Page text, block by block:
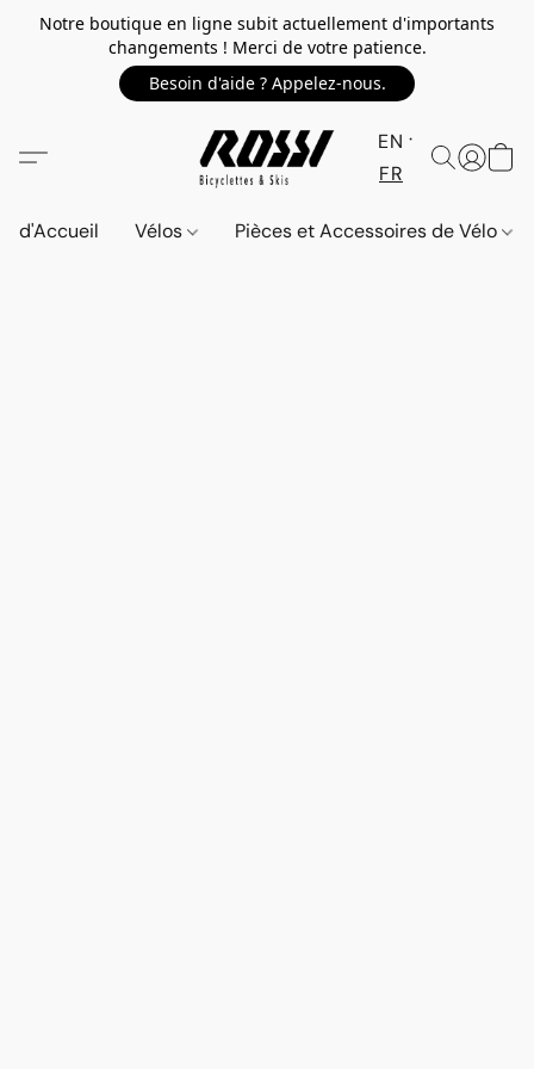
Notre boutique en ligne subit actuellement d'importants
changements ! Merci de votre patience.
Besoin d'aide ? Appelez-nous.
EN
FR
d'Accueil Vélos Pièces et Accessoires de Vélo